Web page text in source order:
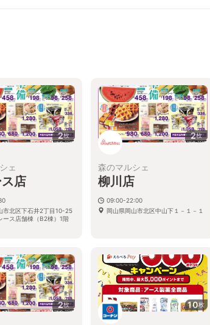
2枚
ェ
店
市北区下石井2丁目10-25
ース店舗棟（B2棟）1階
2枚
森のマルシェ
柳川店
09:00-22:00
岡山県岡山市北区中山下１－１－１
2枚 10枚